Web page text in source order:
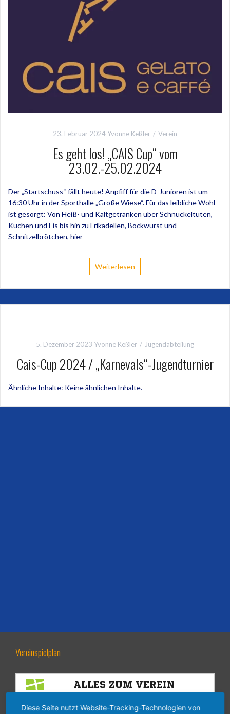
23. Februar 2024Yvonne Keßler Verein
Es geht los! „CAIS Cup“ vom
23.02.-25.02.2024
Der „Startschuss“ fällt heute! Anpfiff für die D-Junioren ist um
16:30 Uhr in der Sporthalle „Große Wiese“. Für das leibliche Wohl
ist gesorgt: Von Heiß- und Kaltgetränken über Schnuckeltüten,
Kuchen und Eis bis hin zu Frikadellen, Bockwurst und
Schnitzelbrötchen, hier
Weiterlesen
5. Dezember 2023 Yvonne Keßler Jugendabteilung
Cais-Cup 2024 / „Karnevals“-Jugendturnier
Ähnliche Inhalte: Keine ähnlichen Inhalte.
Vereinspielplan
Diese Seite nutzt Website-Tracking-Technologien von